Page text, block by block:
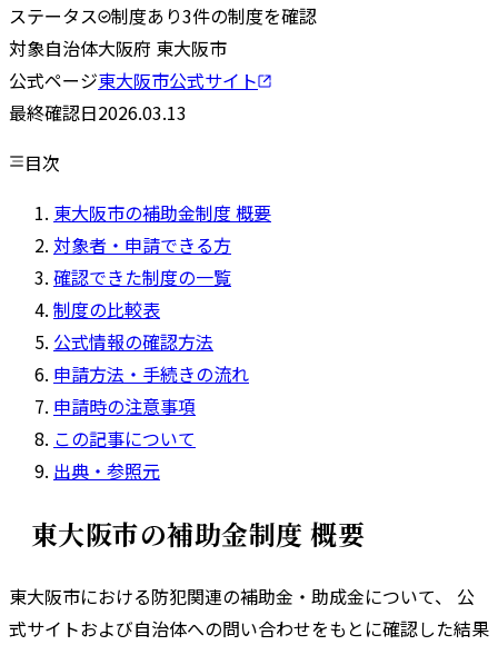
ステータス 制度あり3件の制度を確認
対象自治体大阪府 東大阪市
公式ページ東大阪市公式サイト
最終確認日2026.03.13
目次
東大阪市の補助金制度 概要
対象者・申請できる方
確認できた制度の一覧
制度の比較表
公式情報の確認方法
申請方法・手続きの流れ
申請時の注意事項
この記事について
出典・参照元
東大阪市の補助金制度 概要
東大阪市における防犯関連の補助金・助成金について、 公
式サイトおよび自治体への問い合わせをもとに確認した結果